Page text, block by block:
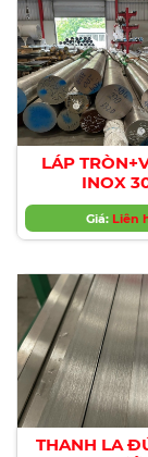
LÁP
INOX
Giá: Liên
THANH LA